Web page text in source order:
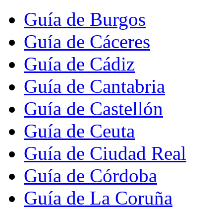
Guía de Burgos
Guía de Cáceres
Guía de Cádiz
Guía de Cantabria
Guía de Castellón
Guía de Ceuta
Guía de Ciudad Real
Guía de Córdoba
Guía de La Coruña